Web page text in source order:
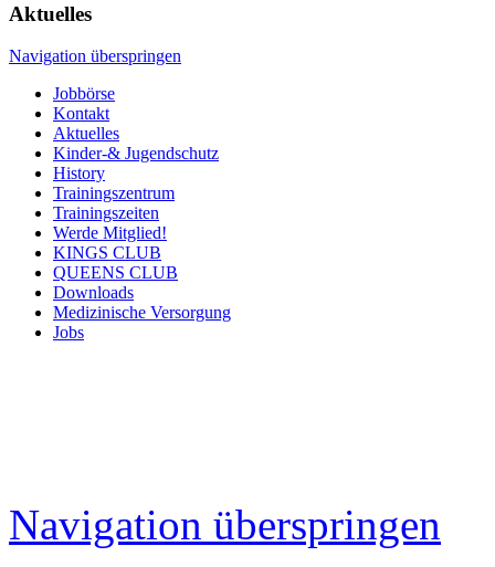
Aktuelles
Navigation überspringen
Jobbörse
Kontakt
Aktuelles
Kinder-& Jugendschutz
History
Trainingszentrum
Trainingszeiten
Werde Mitglied!
KINGS CLUB
QUEENS CLUB
Downloads
Medizinische Versorgung
Jobs
Navigation überspringen